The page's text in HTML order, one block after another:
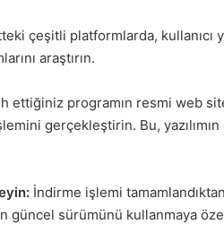
çeşitli platformlarda, kullanıcı
araştırın.
ettiğiniz programın resmi web
gerçekleştirin. Bu,
İndirme işlemi
güncel sürümünü kullanmaya